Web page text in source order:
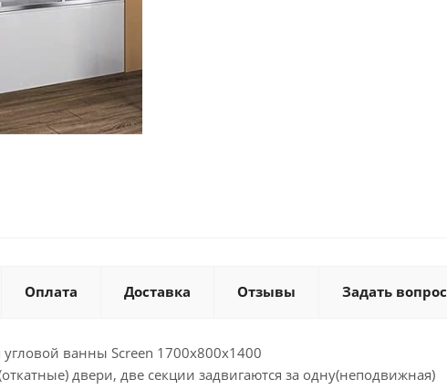
Оплата Доставка Отзывы Задать вопрос
ванны Screen 1700x800x1400
двери, две секции задвигаются за одну(неподвижная)